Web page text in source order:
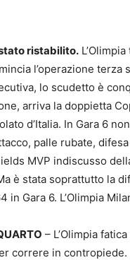
stato ristabilito.
l’operazione
lo scudetto è
arriva la doppietta
d’Italia. In Gara 6
palle rubate,
MVP indiscusso
è stata soprattutto la
in Gara 6. L’Olimpia
– L’Olimpia
correre in